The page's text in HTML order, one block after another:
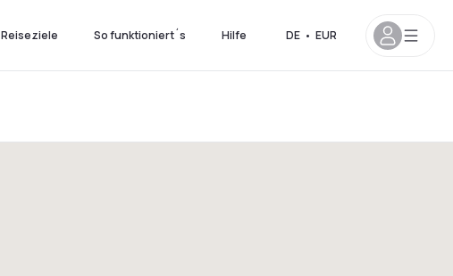
Reiseziele So funktioniert´s Hilfe DE • EUR